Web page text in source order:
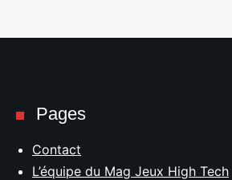
Pages
Contact
L’équipe du Mag Jeux High Tech